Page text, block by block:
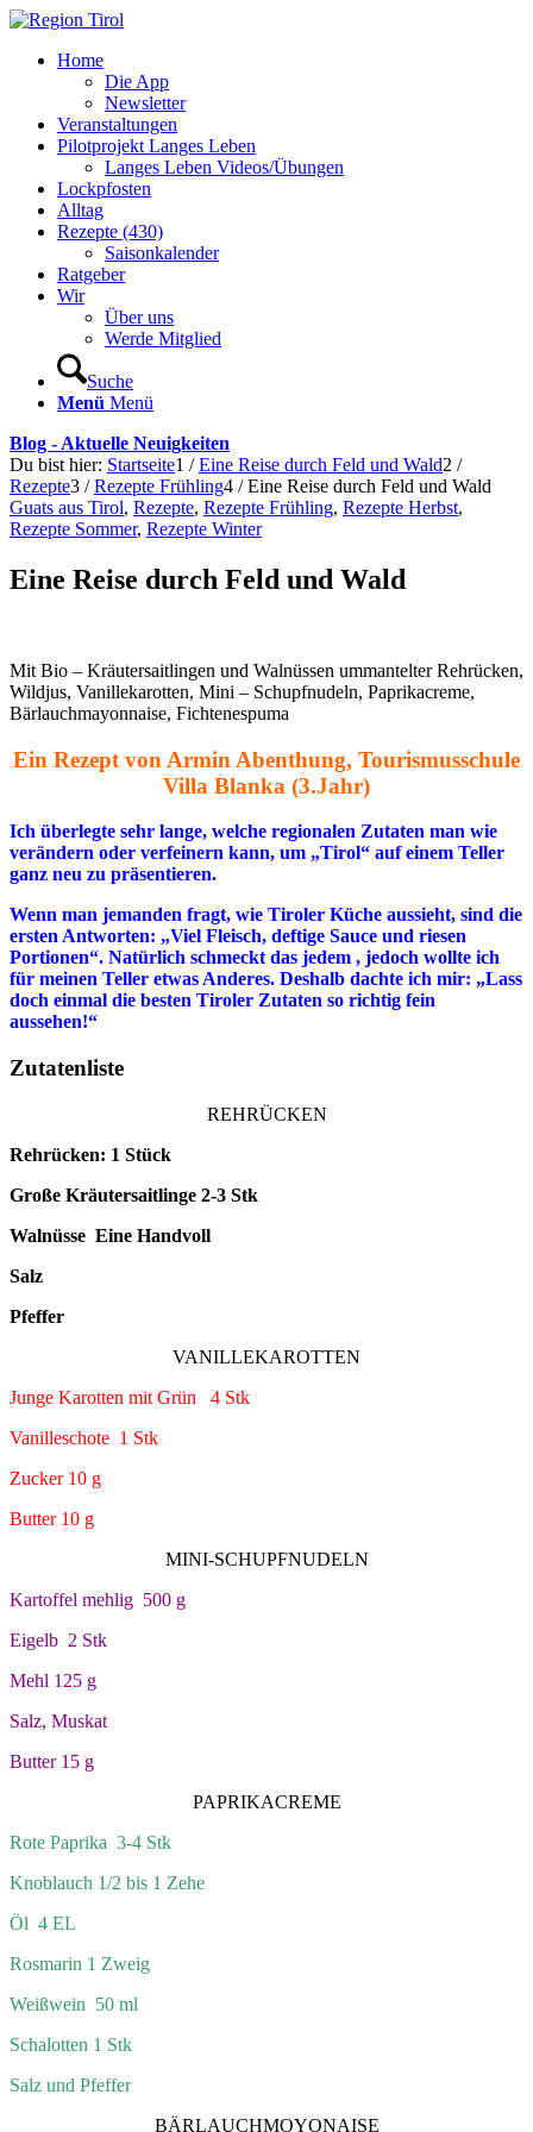
Home
Die App
Newsletter
Veranstaltungen
Pilotprojekt Langes Leben
Langes Leben Videos/Übungen
Lockpfosten
Alltag
Rezepte (430)
Saisonkalender
Ratgeber
Wir
Über uns
Werde Mitglied
Suche
Menü Menü
Blog - Aktuelle Neuigkeiten
Du bist hier: Startseite1 / Eine Reise durch Feld und Wald2 /
Rezepte3 / Rezepte Frühling4 / Eine Reise durch Feld und Wald
Guats aus Tirol, Rezepte, Rezepte Frühling, Rezepte Herbst,
Rezepte Sommer, Rezepte Winter
Eine Reise durch Feld und Wald
Mit Bio – Kräutersaitlingen und Walnüssen ummantelter Rehrücken,
Wildjus, Vanillekarotten, Mini – Schupfnudeln, Paprikacreme,
Bärlauchmayonnaise, Fichtenespuma
Ein Rezept von Armin Abenthung, Tourismusschule
Villa Blanka (3.Jahr)
Ich überlegte sehr lange, welche regionalen Zutaten man wie
verändern oder verfeinern kann, um „Tirol“ auf einem Teller
ganz neu zu präsentieren.
Wenn man jemanden fragt, wie Tiroler Küche aussieht, sind die
ersten Antworten: „Viel Fleisch, deftige Sauce und riesen
Portionen“. Natürlich schmeckt das jedem , jedoch wollte ich
für meinen Teller etwas Anderes. Deshalb dachte ich mir: „Lass
doch einmal die besten Tiroler Zutaten so richtig fein
aussehen!“
Zutatenliste
REHRÜCKEN
Rehrücken: 1 Stück
Große Kräutersaitlinge 2-3 Stk
Walnüsse Eine Handvoll
Salz
Pfeffer
VANILLEKAROTTEN
Junge Karotten mit Grün 4 Stk
Vanilleschote 1 Stk
Zucker 10 g
Butter 10 g
MINI-SCHUPFNUDELN
Kartoffel mehlig 500 g
Eigelb 2 Stk
Mehl 125 g
Salz, Muskat
Butter 15 g
PAPRIKACREME
Rote Paprika 3-4 Stk
Knoblauch 1/2 bis 1 Zehe
Öl 4 EL
Rosmarin 1 Zweig
Weißwein 50 ml
Schalotten 1 Stk
Salz und Pfeffer
BÄRLAUCHMOYONAISE